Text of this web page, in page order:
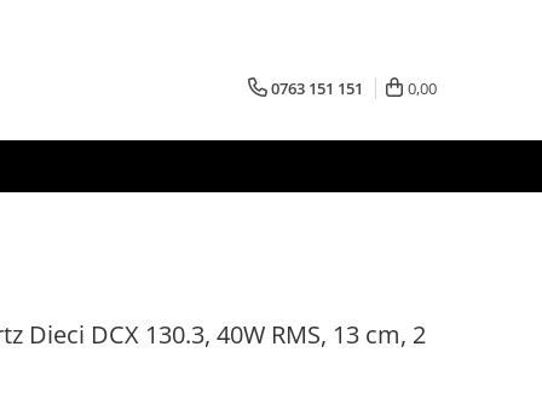
0763 151 151 0,00
Dieci DCX 130.3, 40W RMS, 13 cm, 2